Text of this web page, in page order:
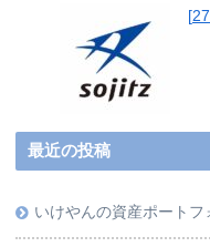
最近の投稿
いけやんの資産ポートフ